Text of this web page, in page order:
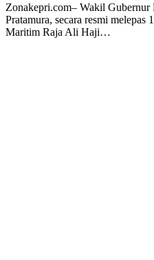
Zonakepri.com– Wakil
Pratamura, secara resmi melepas
Maritim Raja Ali Haji…